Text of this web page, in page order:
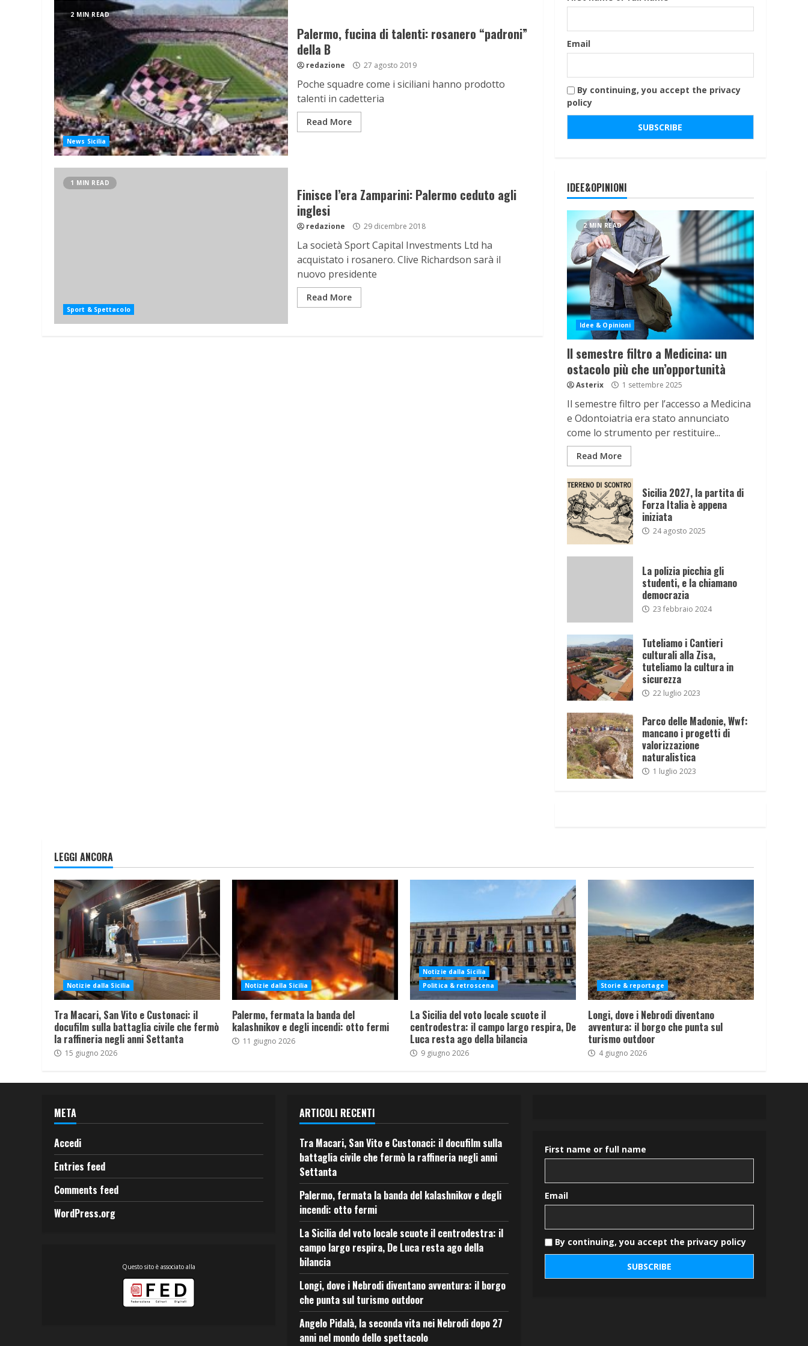
2 MIN READ
News Sicilia
Palermo, fucina di talenti: rosanero “padroni”
della B
redazione 27 agosto 2019
Poche squadre come i siciliani hanno prodotto
talenti in cadetteria
Read More
1 MIN READ
Sport & Spettacolo
Finisce l’era Zamparini: Palermo ceduto agli
inglesi
redazione 29 dicembre 2018
La società Sport Capital Investments Ltd ha
acquistato i rosanero. Clive Richardson sarà il
nuovo presidente
Read More
Email
By continuing, you accept the privacy
policy
IDEE&OPINIONI
2 MIN READ
Idee & Opinioni
Il semestre filtro a Medicina: un
ostacolo più che un’opportunità
Asterix 1 settembre 2025
Il semestre filtro per l’accesso a Medicina
e Odontoiatria era stato annunciato
come lo strumento per restituire...
Read More
Sicilia 2027, la partita di
Forza Italia è appena
iniziata
24 agosto 2025
La polizia picchia gli
studenti, e la chiamano
democrazia
23 febbraio 2024
Tuteliamo i Cantieri
culturali alla Zisa,
tuteliamo la cultura in
sicurezza
22 luglio 2023
Parco delle Madonie, Wwf:
mancano i progetti di
valorizzazione
naturalistica
1 luglio 2023
LEGGI ANCORA
Notizie dalla Sicilia
Tra Macari, San Vito e Custonaci: il
docufilm sulla battaglia civile che fermò
la raffineria negli anni Settanta
15 giugno 2026
Notizie dalla Sicilia
Palermo, fermata la banda del
kalashnikov e degli incendi: otto fermi
11 giugno 2026
Notizie dalla Sicilia
Politica & retroscena
La Sicilia del voto locale scuote il
centrodestra: il campo largo respira, De
Luca resta ago della bilancia
9 giugno 2026
Storie & reportage
Longi, dove i Nebrodi diventano
avventura: il borgo che punta sul
turismo outdoor
4 giugno 2026
META
Accedi
Entries feed
Comments feed
WordPress.org
Questo sito è associato alla
ARTICOLI RECENTI
Tra Macari, San Vito e Custonaci: il docufilm sulla
battaglia civile che fermò la raffineria negli anni
Settanta
Palermo, fermata la banda del kalashnikov e degli
incendi: otto fermi
La Sicilia del voto locale scuote il centrodestra: il
campo largo respira, De Luca resta ago della
bilancia
Longi, dove i Nebrodi diventano avventura: il borgo
che punta sul turismo outdoor
Angelo Pidalà, la seconda vita nei Nebrodi dopo 27
anni nel mondo dello spettacolo
First name or full name
Email
By continuing, you accept the privacy policy